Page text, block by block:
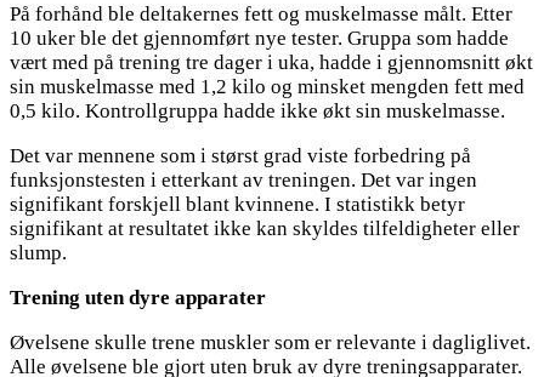
På forhånd ble deltakernes fett og muskelmasse målt. Etter
10 uker ble det gjennomført nye tester. Gruppa som hadde
vært med på trening tre dager i uka, hadde i gjennomsnitt økt
sin muskelmasse med 1,2 kilo og minsket mengden fett med
0,5 kilo. Kontrollgruppa hadde ikke økt sin muskelmasse.
Det var mennene som i størst grad viste forbedring på
funksjonstesten i etterkant av treningen. Det var ingen
signifikant forskjell blant kvinnene. I statistikk betyr
signifikant at resultatet ikke kan skyldes tilfeldigheter eller
slump.
Trening uten dyre apparater
Øvelsene skulle trene muskler som er relevante i dagliglivet.
Alle øvelsene ble gjort uten bruk av dyre treningsapparater.